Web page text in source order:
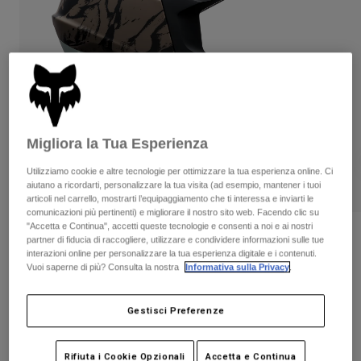
Pantaloni
Pantaloncini
Guanti
Protezioni
Maschere
Calze
Pantaloni
Giacche
Protezioni
Maschere
Calze
Borse e accessori
Parti di ricambio
Camicie
Vedi tutto
Donna
T-shirt
Felpe
Giacche
Pantaloni & Pantaloncini
Camicie
Bambini
Protezioni
Maschere
Calze
Vedi tutto
Moto
Caschi
Maglie​
Pantaloni
Stivali
Protezioni
Maschere
Casco Proframe Thrive
Prodotto n.38346
Price reduced from
€ 194.99
Migliora la Tua Esperienza
Utilizziamo cookie e altre tecnologie per ottimizzare la tua esperienza online. Ci
aiutano a ricordarti, personalizzare la tua visita (ad esempio, mantener i tuoi
articoli nel carrello, mostrarti l’equipaggiamento che ti interessa e inviarti le
comunicazioni più pertinenti) e migliorare il nostro sito web. Facendo clic su
"Accetta e Continua", accetti queste tecnologie e consenti a noi e ai nostri
partner di fiducia di raccogliere, utilizzare e condividere informazioni sulle tue
interazioni online per personalizzare la tua esperienza digitale e i contenuti.
Vuoi saperne di più? Consulta la nostra
Informativa sulla Privacy
Gestisci Preferenze
Rifiuta i Cookie Opzionali Accetta e Continua